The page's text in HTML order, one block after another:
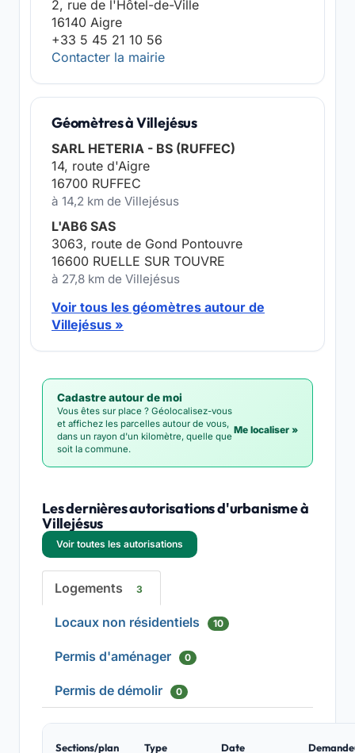
2, rue de l'Hôtel-de-Ville
16140 Aigre
+33 5 45 21 10 56
Contacter la mairie
Géomètres à Villejésus
SARL HETERIA - BS (RUFFEC)
14, route d'Aigre
16700 RUFFEC
à 14,2 km de Villejésus
L'AB6 SAS
3063, route de Gond Pontouvre
16600 RUELLE SUR TOUVRE
à 27,8 km de Villejésus
Voir tous les géomètres autour de
Villejésus »
Cadastre autour de moi
Vous êtes sur place ? Géolocalisez-vous
et affichez les parcelles autour de vous,
dans un rayon d'un kilomètre, quelle que
soit la commune.
Me localiser »
Les dernières autorisations d'urbanisme à
Villejésus
Voir toutes les autorisations
Logements 3
Locaux non résidentiels 10
Permis d'aménager 0
Permis de démolir 0
Sections/plan Type Date